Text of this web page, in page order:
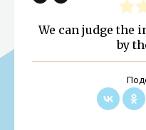
We can judge the
by